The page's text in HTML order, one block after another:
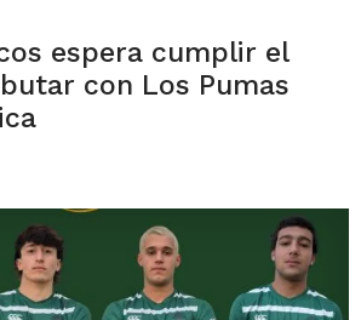
espera cumplir el
con Los Pumas